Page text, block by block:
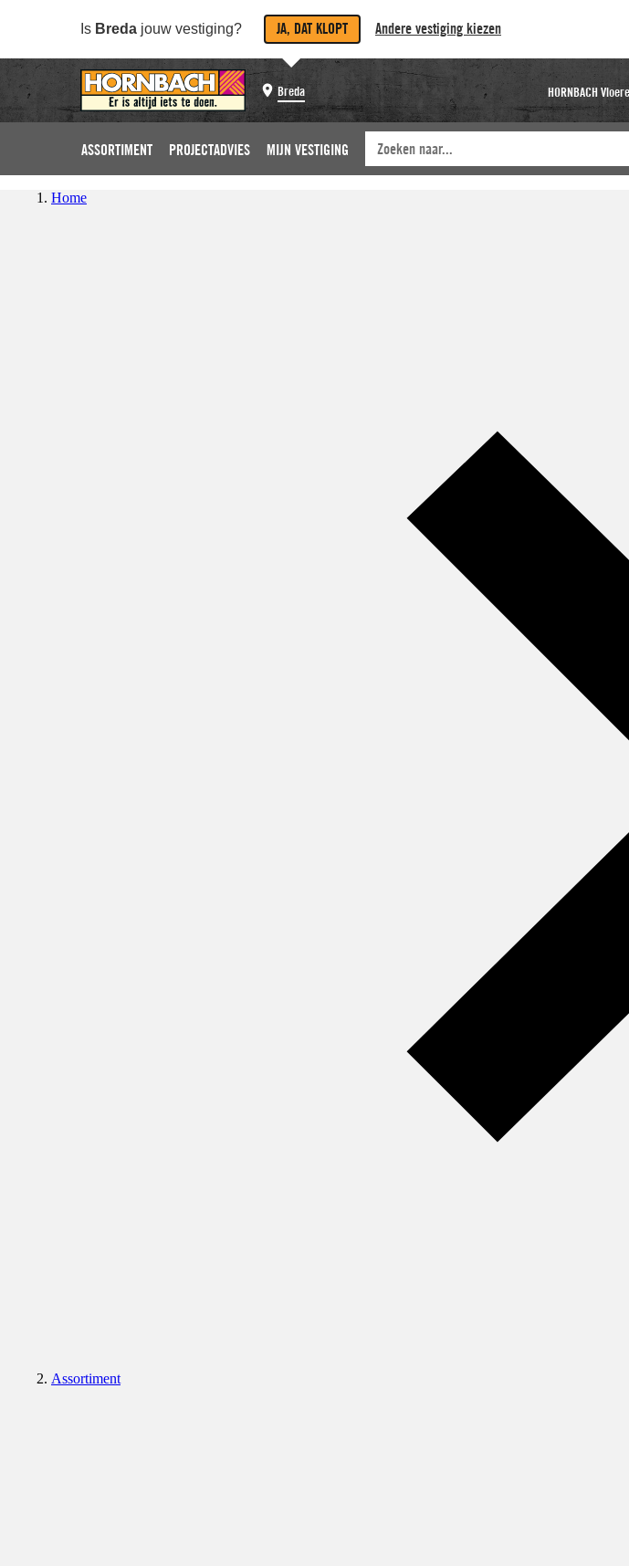
Is Breda jouw vestiging? JA, DAT KLOPT Andere vestiging kiezen
Breda HORNBACH
ASSORTIMENT PROJECTADVIES MIJN VESTIGING
Home
Assortiment